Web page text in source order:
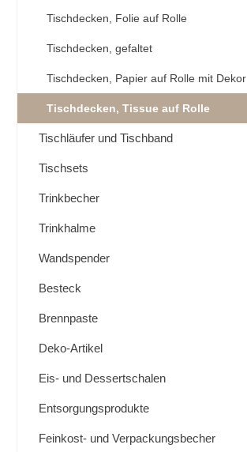
Tischdecken, Folie auf Rolle
Tischdecken, gefaltet
Tischdecken, Papier auf Rolle mit Dekor
Tischdecken, Tissue auf Rolle
Tischläufer und Tischband
Tischsets
Trinkbecher
Trinkhalme
Wandspender
Besteck
Brennpaste
Deko-Artikel
Eis- und Dessertschalen
Entsorgungsprodukte
Feinkost- und Verpackungsbecher